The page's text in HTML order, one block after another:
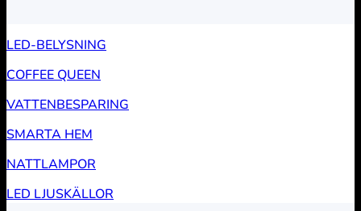
LED-BELYSNING
COFFEE QUEEN
VATTENBESPARING
SMARTA HEM
NATTLAMPOR
LED LJUSKÄLLOR